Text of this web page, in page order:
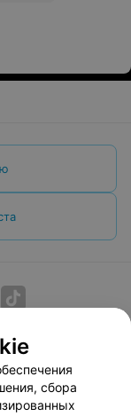
оплаты
сервиса
сбора